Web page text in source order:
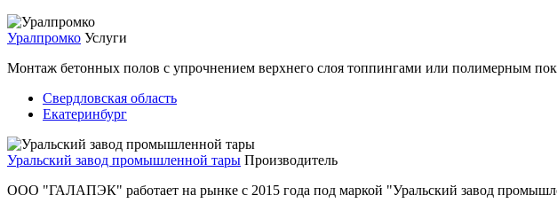
Уралпромко Услуги
Монтаж бетонных полов с упрочнением верхнего слоя топпингами или полимерным
Свердловская область
Екатеринбург
Уральский завод промышленной тары Производитель
ООО "ГАЛАПЭК" работает на рынке с 2015 года под маркой "Уральский завод